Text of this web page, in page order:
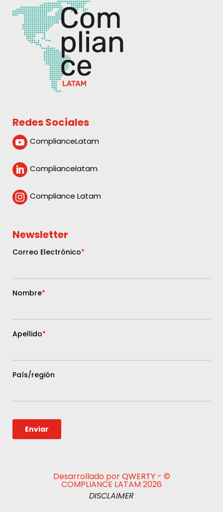
Redes Sociales
 ComplianceLatam
 Compliancelatam
 Compliance Latam
Newsletter
Desarrollado porQWERTY- ©
COMPLIANCE LATAM 2026
DISCLAIMER